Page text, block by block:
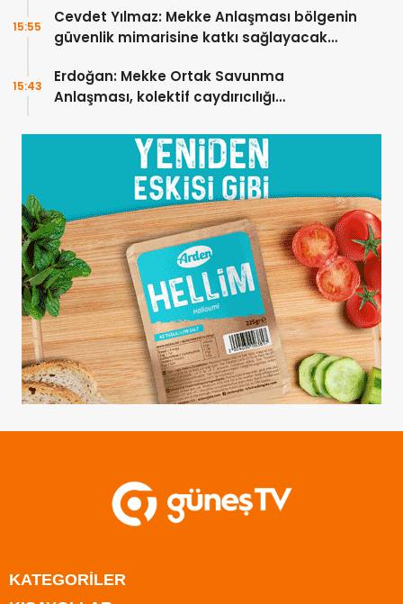
Cevdet Yılmaz: Mekke Anlaşması bölgenin
güvenlik mimarisine katkı sağlayacak
15:55
Erdoğan: Mekke Ortak Savunma
Anlaşması, kolektif caydırıcılığı
15:43
KATEGORİLER